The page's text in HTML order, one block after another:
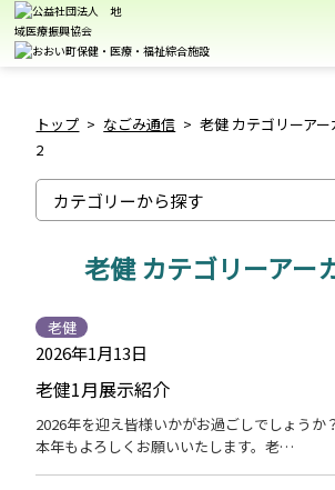
トップ > なごみ通信 > 老健 カテゴリーア
2
老健 カテゴリーアー
2026年1月13日
老健
老健1月展示紹介
2026年を迎え皆様いかがお過ごしでしょうか
本年もよろしくお願いいたします。老…